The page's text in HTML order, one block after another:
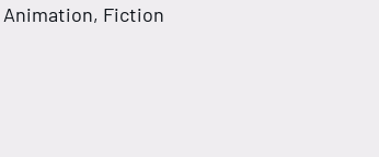
Animation, Fiction